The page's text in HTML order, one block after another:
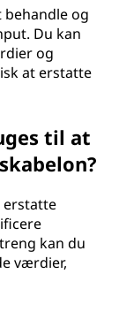
og
Du kan
og
at erstatte
til at
erstatte
kan du
værdier,